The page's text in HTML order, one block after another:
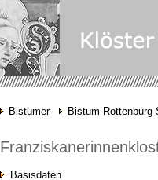
Bistümer Bistum
Basisdaten